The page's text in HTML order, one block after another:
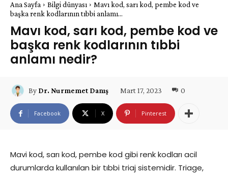
Ana Sayfa Bilgi dünyası
Mavı kod, sarı kod, pembe kod ve
başka renk kodlarının tıbbi anlamı...
Mavı kod, sarı kod, pembe kod ve
başka renk kodlarının tıbbi
anlamı nedir?
By Dr. Nurmemet Danış Mart 17, 2023 0
Facebook X Pinterest
Mavi kod, sarı kod, pembe kod gibi renk kodları acil
durumlarda kullanılan bir tıbbi triaj sistemidir. Triage,